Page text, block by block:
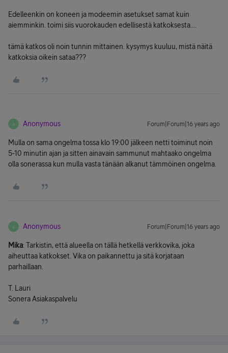
Edelleenkin on koneen ja modeemin asetukset samat kuin
aiemminkin. toimi siis vuorokauden edellisestä katkoksesta....
tämä katkos oli noin tunnin mittainen. kysymys kuuluu, mistä näitä
katkoksia oikein sataa???
A Anonymous Forum|Forum|16 years ago
Mulla on sama ongelma tossa klo 19:00 jälkeen netti toiminut noin
5-10 minutin ajan ja sitten ainavain sammunut mahtaako ongelma
olla sonerassa kun mulla vasta tänään alkanut tämmöinen ongelma.
A Anonymous Forum|Forum|16 years ago
Mika: Tarkistin, että alueella on tällä hetkellä verkkovika, joka
aiheuttaa katkokset. Vika on paikannettu ja sitä korjataan
parhaillaan.
T. Lauri
Sonera Asiakaspalvelu